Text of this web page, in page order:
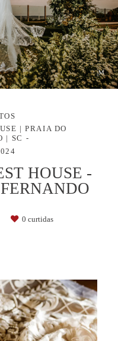
| PRAIA DO
| SC
HOUSE -
0 curtidas